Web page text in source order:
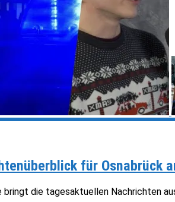
für Osnabrück
bringt die tagesaktuellen Nachrichten